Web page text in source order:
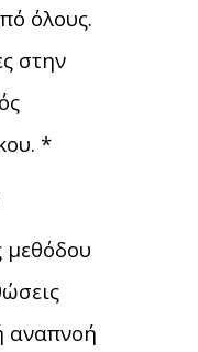
όλους.
στην
*
μεθόδου
αναπνοή